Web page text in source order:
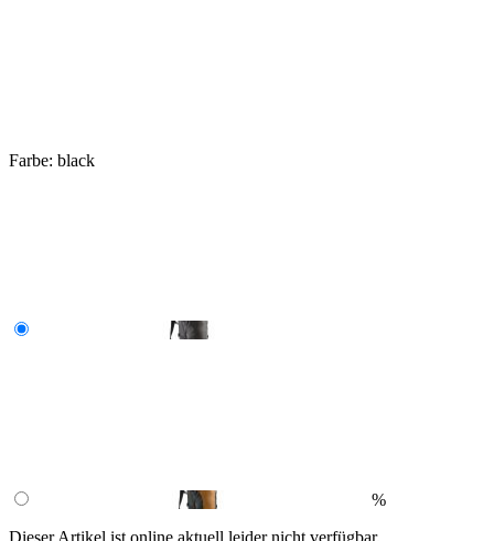
Farbe: black
%
Dieser Artikel ist online aktuell leider nicht verfügbar.